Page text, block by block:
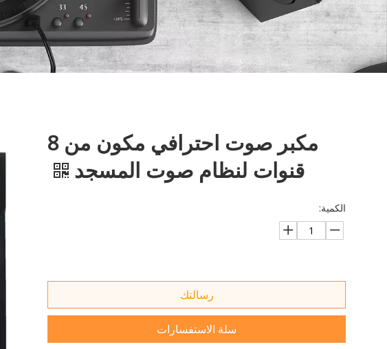
مكبر صوت احترافي مكون من 8
قنوات لنظام صوت المسجد
الكمية:
رسالتك
سلة الاستفسارات